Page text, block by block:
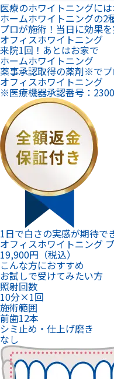
医療のホワイトニングに
ホームホワイトニングの2
プロが施術！当日に効果
オフィスホワイトニング
来院1回！あとはお家で
ホームホワイトニング
薬事承認取得の薬剤※で
オフィスホワイトニング
※医療機器承認番号：
1日で白さの実感が期待で
オフィスホワイトニング
19,900円（税込）
こんな方におすすめ
お試しで受けてみたい方
照射回数
10分×1回
施術範囲
前歯12本
シミ止め・仕上げ磨き
なし